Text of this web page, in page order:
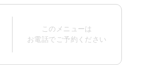
このメニューは
お電話でご予約ください